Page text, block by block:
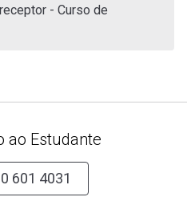
- Curso de
ao Estudante
601 4031